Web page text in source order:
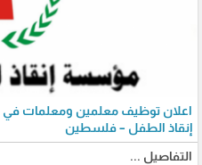
اعلان توظيف معلمين ومعلمات
إنقاذ الطفل – فلسطين
التفاصيل ...